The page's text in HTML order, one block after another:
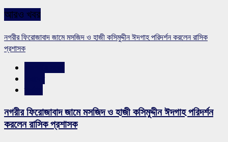
আরও খবর
নগরীর ফিরোজাবাদ জামে মসজিদ ও হাজী কসিমুদ্দীন ঈদগাহ পরিদর্শন করলেন রাসিক
প্রশাসক
নগরীর ফিরোজাবাদ জামে মসজিদ ও হাজী কসিমুদ্দীন ঈদগাহ পরিদর্শন
করলেন রাসিক প্রশাসক